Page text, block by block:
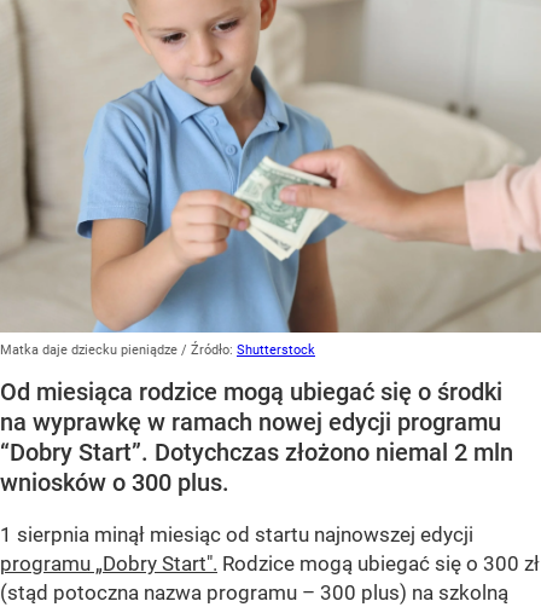
Matka daje dziecku pieniądze / Źródło: Shutterstock
Od miesiąca rodzice mogą ubiegać się o środki
na wyprawkę w ramach nowej edycji programu
“Dobry Start”. Dotychczas złożono niemal 2 mln
wniosków o 300 plus.
1 sierpnia minął miesiąc od startu najnowszej edycji
programu „Dobry Start". Rodzice mogą ubiegać się o 300 zł
(stąd potoczna nazwa programu – 300 plus) na szkolną